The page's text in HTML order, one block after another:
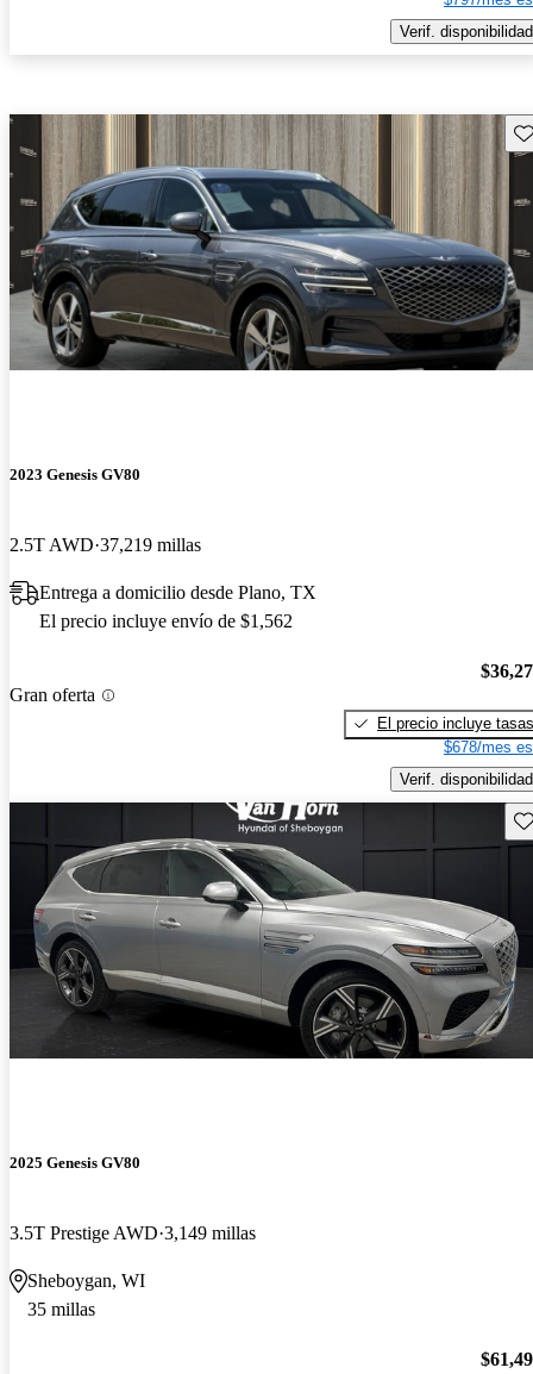
Verif. disponibilidad
2023 Genesis GV80
2.5T AWD 37,219 millas
Entrega a domicilio desde Plano, TX
El precio incluye envío de $1,562
Gran oferta
El precio incluye tasas
$678/mes
Verif. disponibilidad
2025 Genesis GV80
3.5T Prestige AWD 3,149 millas
Sheboygan, WI
35 millas